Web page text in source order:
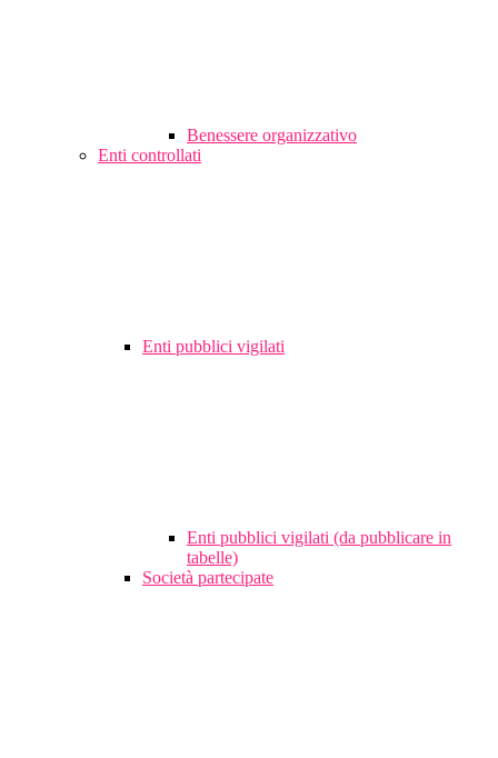
Benessere organizzativo
Enti controllati
Enti pubblici vigilati
Enti pubblici vigilati (da pubblicare in
tabelle)
Società partecipate